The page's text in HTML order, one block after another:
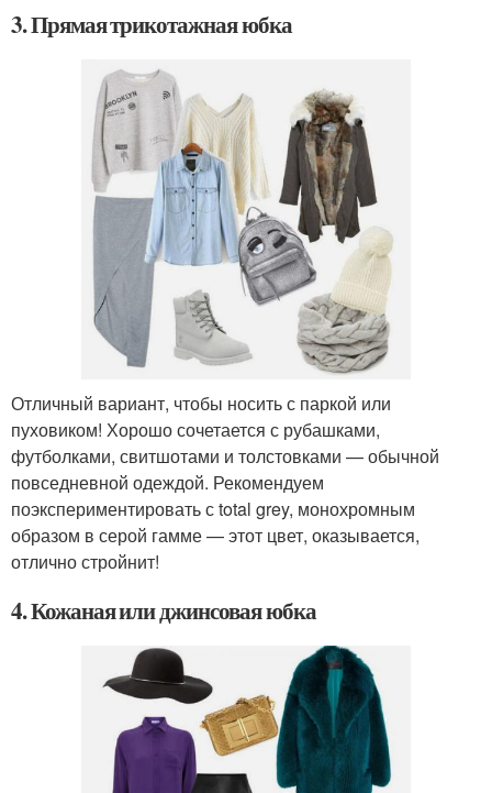
3. Прямая трикотажная юбка
Отличный вариант, чтобы носить с паркой или
пуховиком! Хорошо сочетается с рубашками,
футболками, свитшотами и толстовками — обычной
повседневной одеждой. Рекомендуем
поэкспериментировать с total grey, монохромным
образом в серой гамме — этот цвет, оказывается,
отлично стройнит!
4. Кожаная или джинсовая юбка